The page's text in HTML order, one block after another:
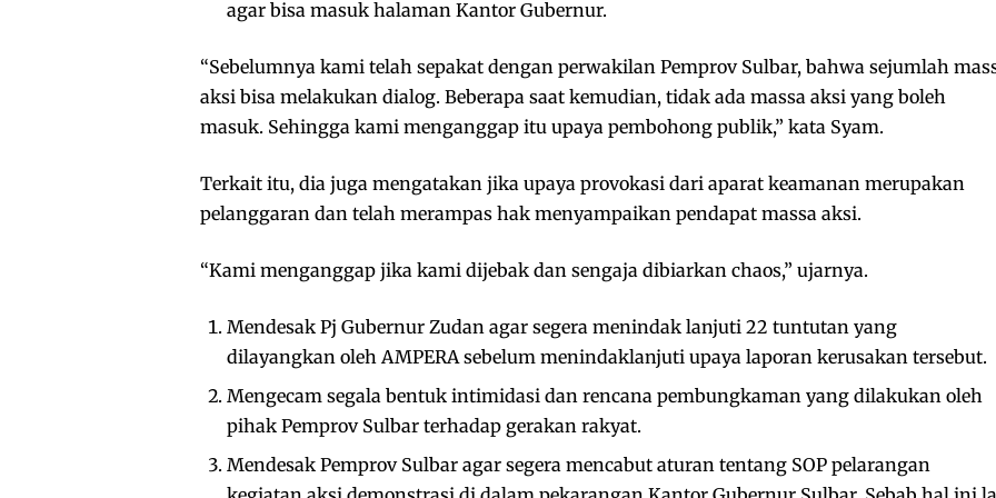
agar bisa masuk halaman Kantor Gubernur.
“Sebelumnya kami telah sepakat dengan perwakilan Pemprov Sulbar, bahwa sejumlah
aksi bisa melakukan dialog. Beberapa saat kemudian, tidak ada massa aksi yang boleh
masuk. Sehingga kami menganggap itu upaya pembohong publik,” kata Syam.
Terkait itu, dia juga mengatakan jika upaya provokasi dari aparat keamanan merupakan
pelanggaran dan telah merampas hak menyampaikan pendapat massa aksi.
“Kami menganggap jika kami dijebak dan sengaja dibiarkan chaos,” ujarnya.
Mendesak Pj Gubernur Zudan agar segera menindak lanjuti 22 tuntutan yang
dilayangkan oleh AMPERA sebelum menindaklanjuti upaya laporan kerusakan tersebut.
Mengecam segala bentuk intimidasi dan rencana pembungkaman yang dilakukan oleh
pihak Pemprov Sulbar terhadap gerakan rakyat.
Mendesak Pemprov Sulbar agar segera mencabut aturan tentang SOP pelarangan